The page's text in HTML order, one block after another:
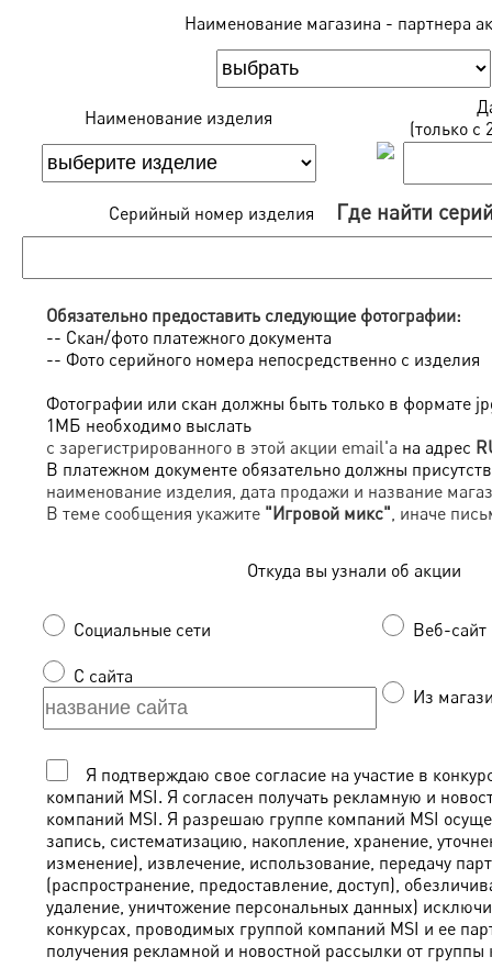
Наименование магазина - партнера
Наименование изделия
(только c
Серийный номер изделия Где найти
Обязательно предоставить следующие фотографии:
-- Скан/фото платежного документа
-- Фото серийного номера непосредственно с изделия
Фотографии или скан должны быть только в формате
1МБ необходимо выслать
с зарегистрированного в этой акции email'a на адрес
В платежном документе обязательно должны
наименование изделия, дата продажи и название
В теме сообщения укажите "Игровой микс", иначе
Откуда вы узнали об акции
Социальные сети Веб-сайт
С сайта
Из
Я подтверждаю свое согласие на участие в
компаний MSI. Я согласен получать рекламную и
компаний MSI. Я разрешаю группе компаний MSI
запись, систематизацию, накопление, хранение,
изменение), извлечение, использование, передачу
(распространение, предоставление, доступ),
удаление, уничтожение персональных данных)
конкурсах, проводимых группой компаний MSI и ее
получения рекламной и новостной рассылки от